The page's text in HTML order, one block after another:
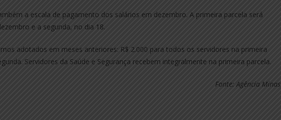
a escala de pagamento dos salários em dezembro. A primeira parcela será
e a segunda, no dia 18.
adotados em meses anteriores: R$ 2.000 para todos os servidores na primeira
Servidores da Saúde e Segurança recebem integralmente na primeira parcela.
Fonte: Agência Minas